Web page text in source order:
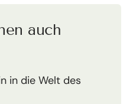
auch
in die Welt des